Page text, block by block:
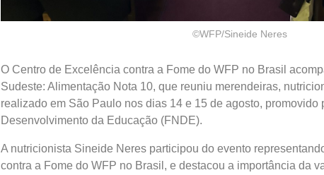
©WFP/Sineide Neres
O Centro de Excelência contra a Fome do WFP no Brasil
Sudeste: Alimentação Nota 10, que reuniu merendeiras,
realizado em São Paulo nos dias 14 e 15 de agosto, promovido
Desenvolvimento da Educação (FNDE).
A nutricionista Sineide Neres participou do evento
contra a Fome do WFP no Brasil, e destacou a importância da